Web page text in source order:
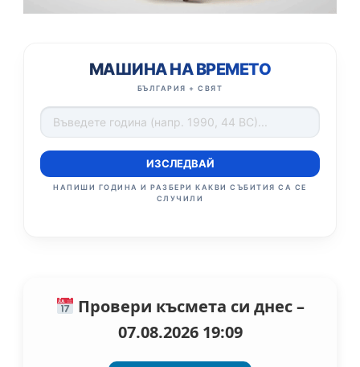
МАШИНА НА ВРЕМЕТО
БЪЛГАРИЯ + СВЯТ
ИЗСЛЕДВАЙ
НАПИШИ ГОДИНА И РАЗБЕРИ КАКВИ СЪБИТИЯ СА СЕ
СЛУЧИЛИ
Провери късмета си днес –
07.08.2026 19:09